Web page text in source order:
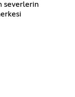
severlerin